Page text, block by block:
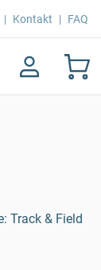
| Kontakt | FAQ
Track & Field